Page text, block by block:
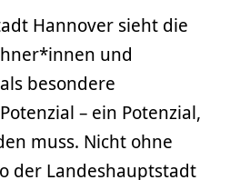
Hannover sieht die
und
besondere
– ein Potenzial,
muss. Nicht ohne
der Landeshauptstadt